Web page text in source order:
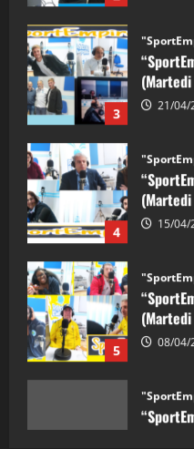
3
(Martedi
21/04/
4
(Martedi
15/04/
5
(Martedi
08/04/
(Martedi
08/05/